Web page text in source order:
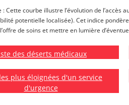
Cette courbe illustre l’évolution de l’accès
potentielle localisée). Cet indice
de soins et mettre en lumière
des déserts médicaux
plus éloignées d'un service
d'urgence